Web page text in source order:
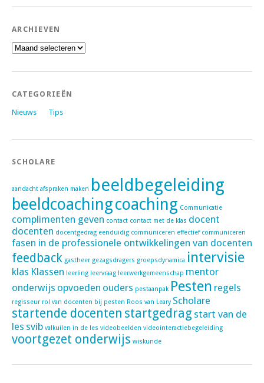
ARCHIEVEN
Archieven
CATEGORIEËN
Nieuws Tips
SCHOLARE
aandacht afspraken maken beeldbegeleiding
beeldcoachingcoaching Communicatie
complimenten geven contact contact met de klas docent
docenten docentgedrag eenduidig communiceren effectief communiceren
fasen in de professionele ontwikkelingen van docenten
feedback gastheer gezagsdragers groepsdynamica intervisie
klas Klassen leerling leervraag leerwerkgemeenschap mentor
onderwijs opvoeden ouders pestaanpak Pesten regels
regisseur rol van docenten bij pesten Roos van Leary Scholare
startende docenten startgedrag start van de
les svib valkuilen in de les videobeelden videointeractiebegeleiding
voortgezet onderwijs wiskunde